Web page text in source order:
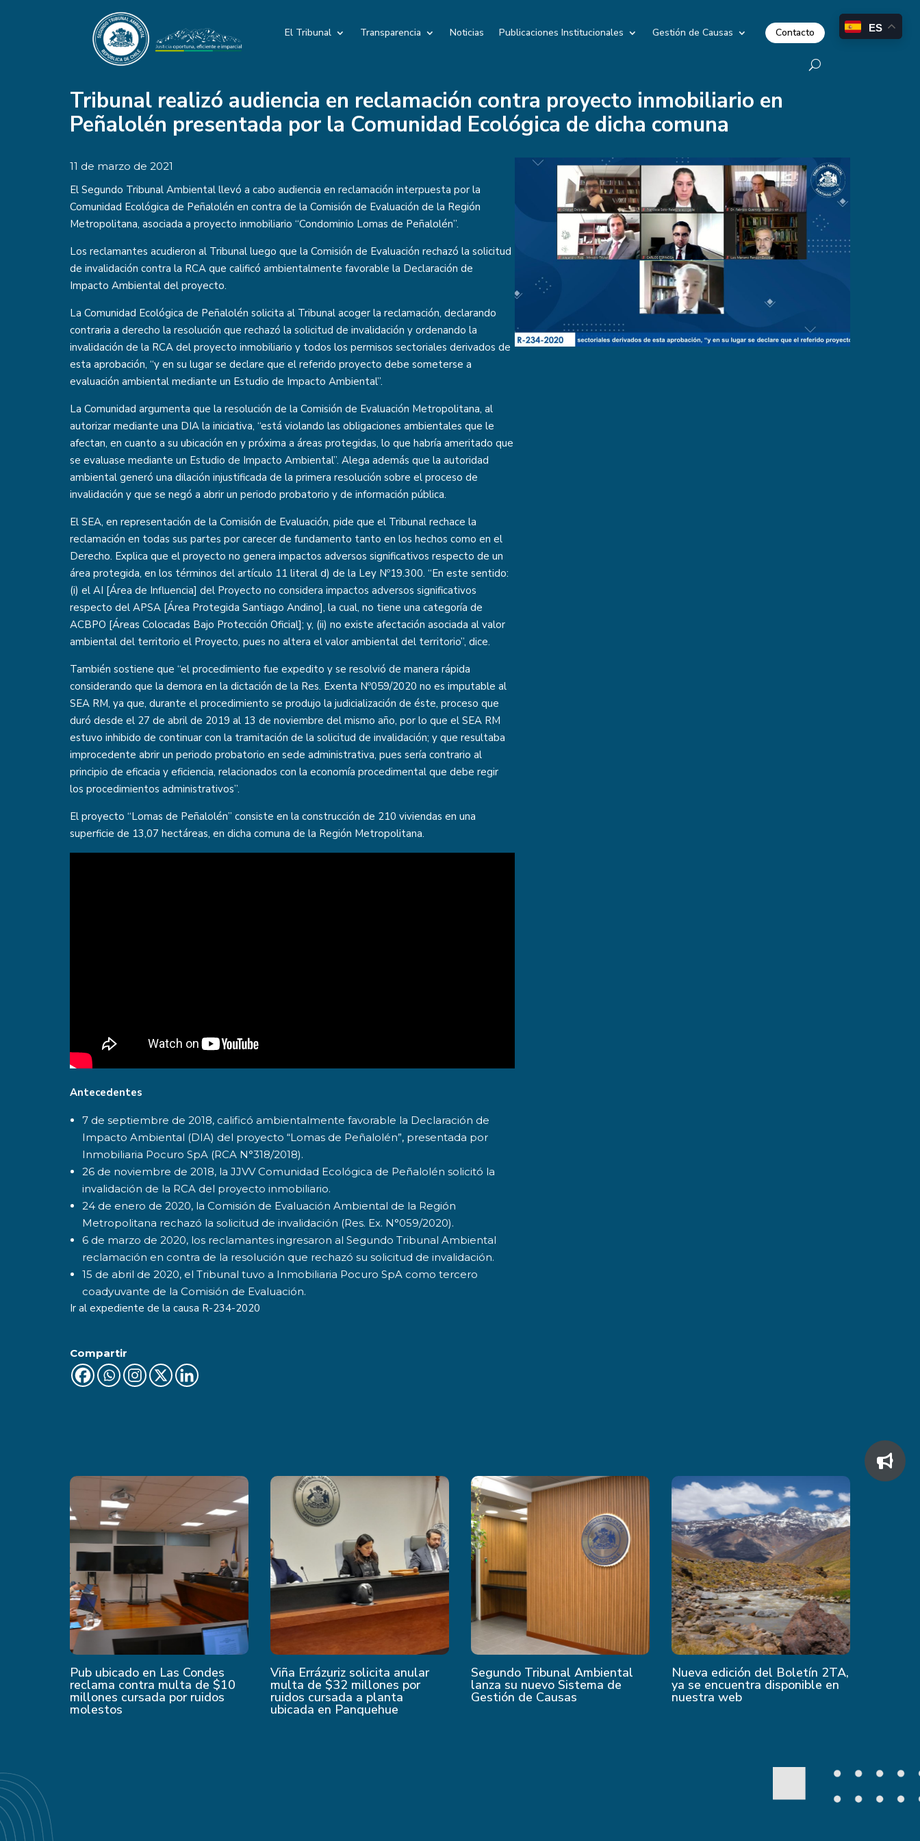
El Tribunal Transparencia Noticias Publicaciones Institucionales Gestión de Causas Contacto
Tribunal realizó audiencia en reclamación contra proyecto inmobiliario en
Peñalolén presentada por la Comunidad Ecológica de dicha comuna
11 de marzo de 2021
El Segundo Tribunal Ambiental llevó a cabo audiencia en reclamación interpuesta por la
Comunidad Ecológica de Peñalolén en contra de la Comisión de Evaluación de la Región
Metropolitana, asociada a proyecto inmobiliario “Condominio Lomas de Peñalolén”.
Los reclamantes acudieron al Tribunal luego que la Comisión de Evaluación rechazó la solicitud
de invalidación contra la RCA que calificó ambientalmente favorable la Declaración de
Impacto Ambiental del proyecto.
La Comunidad Ecológica de Peñalolén solicita al Tribunal acoger la reclamación, declarando
contraria a derecho la resolución que rechazó la solicitud de invalidación y ordenando la
invalidación de la RCA del proyecto inmobiliario y todos los permisos sectoriales derivados de
esta aprobación, “y en su lugar se declare que el referido proyecto debe someterse a
evaluación ambiental mediante un Estudio de Impacto Ambiental”.
La Comunidad argumenta que la resolución de la Comisión de Evaluación Metropolitana, al
autorizar mediante una DIA la iniciativa, “está violando las obligaciones ambientales que le
afectan, en cuanto a su ubicación en y próxima a áreas protegidas, lo que habría ameritado que
se evaluase mediante un Estudio de Impacto Ambiental”. Alega además que la autoridad
ambiental generó una dilación injustificada de la primera resolución sobre el proceso de
invalidación y que se negó a abrir un periodo probatorio y de información pública.
El SEA, en representación de la Comisión de Evaluación, pide que el Tribunal rechace la
reclamación en todas sus partes por carecer de fundamento tanto en los hechos como en el
Derecho. Explica que el proyecto no genera impactos adversos significativos respecto de un
área protegida, en los términos del artículo 11 literal d) de la Ley Nº19.300. “En este sentido:
(i) el AI [Área de Influencia] del Proyecto no considera impactos adversos significativos
respecto del APSA [Área Protegida Santiago Andino], la cual, no tiene una categoría de
ACBPO [Áreas Colocadas Bajo Protección Oficial]; y, (ii) no existe afectación asociada al valor
ambiental del territorio el Proyecto, pues no altera el valor ambiental del territorio”, dice.
También sostiene que “el procedimiento fue expedito y se resolvió de manera rápida
considerando que la demora en la dictación de la Res. Exenta Nº059/2020 no es imputable al
SEA RM, ya que, durante el procedimiento se produjo la judicialización de éste, proceso que
duró desde el 27 de abril de 2019 al 13 de noviembre del mismo año, por lo que el SEA RM
estuvo inhibido de continuar con la tramitación de la solicitud de invalidación; y que resultaba
improcedente abrir un periodo probatorio en sede administrativa, pues sería contrario al
principio de eficacia y eficiencia, relacionados con la economía procedimental que debe regir
los procedimientos administrativos”.
El proyecto “Lomas de Peñalolén” consiste en la construcción de 210 viviendas en una
superficie de 13,07 hectáreas, en dicha comuna de la Región Metropolitana.
Antecedentes
7 de septiembre de 2018, calificó ambientalmente favorable la Declaración de
Impacto Ambiental (DIA) del proyecto “Lomas de Peñalolén”, presentada por
Inmobiliaria Pocuro SpA (RCA N°318/2018).
26 de noviembre de 2018, la JJVV Comunidad Ecológica de Peñalolén solicitó la
invalidación de la RCA del proyecto inmobiliario.
24 de enero de 2020, la Comisión de Evaluación Ambiental de la Región
Metropolitana rechazó la solicitud de invalidación (Res. Ex. N°059/2020).
6 de marzo de 2020, los reclamantes ingresaron al Segundo Tribunal Ambiental
reclamación en contra de la resolución que rechazó su solicitud de invalidación.
15 de abril de 2020, el Tribunal tuvo a Inmobiliaria Pocuro SpA como tercero
coadyuvante de la Comisión de Evaluación.
Ir al expediente de la causa R-234-2020
Compartir
Pub ubicado en Las Condes
reclama contra multa de $10
millones cursada por ruidos
molestos
Viña Errázuriz solicita anular
multa de $32 millones por
ruidos cursada a planta
ubicada en Panquehue
Segundo Tribunal Ambiental
lanza su nuevo Sistema de
Gestión de Causas
Nueva edición del Boletín 2TA,
ya se encuentra disponible en
nuestra web
ES